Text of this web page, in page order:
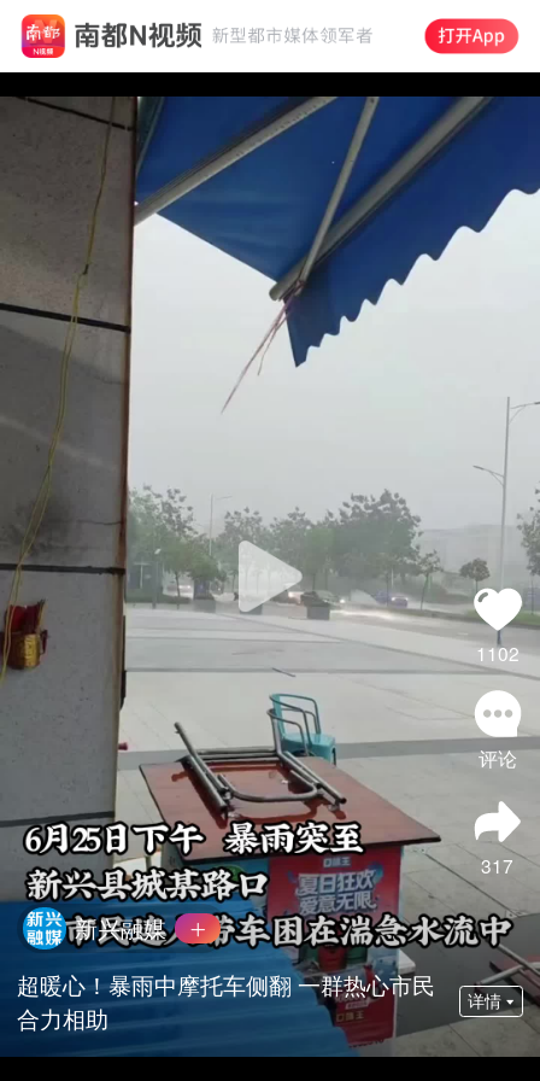
1102
评论
317
新兴融媒
超暖心！暴雨中摩托车侧翻 一群热心市民
合力相助
详情